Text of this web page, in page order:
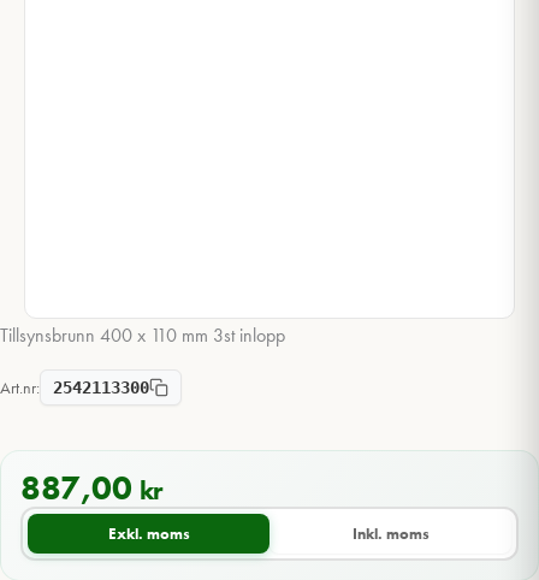
Tillsynsbrunn 400 x 110 mm 3st inlopp
Art.nr: 2542113300
887,00 kr
Exkl. moms Inkl. moms